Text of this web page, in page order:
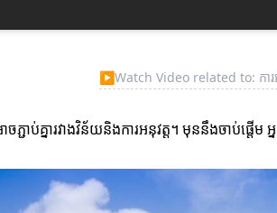
▶Watch Video related to: ការអ
ភ្ជាប់គ្នារវាងវិន័យនិងការអនុវត្ត។ មុននឹងចាប់ផ្ត